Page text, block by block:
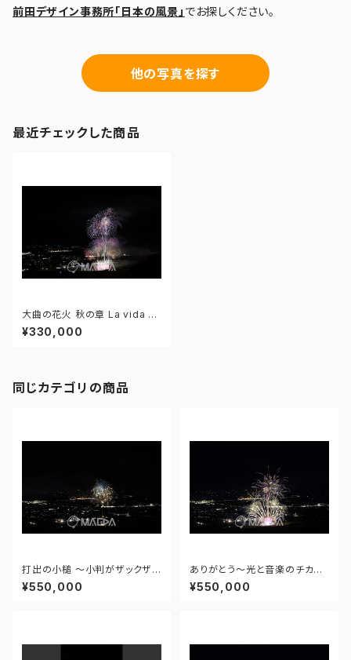
前田デザイン事務所「日本の風景」 でお探しください。
他の写真を探す
最近チェックした商品
大曲の花火 秋の章 La vida d
e Picasso ～ピカソの人生～ -
172964665290412
¥330,000
同じカテゴリの商品
打出の小槌 ～小判がザックザク
～ - 大曲の花火―春の章―「新
作花火コレクション2024 世界
¥550,000
ありがとう～光と音楽のチカラ
～ - 大曲の花火―春の章―「新
作花火コレクション2024 世界
¥550,000